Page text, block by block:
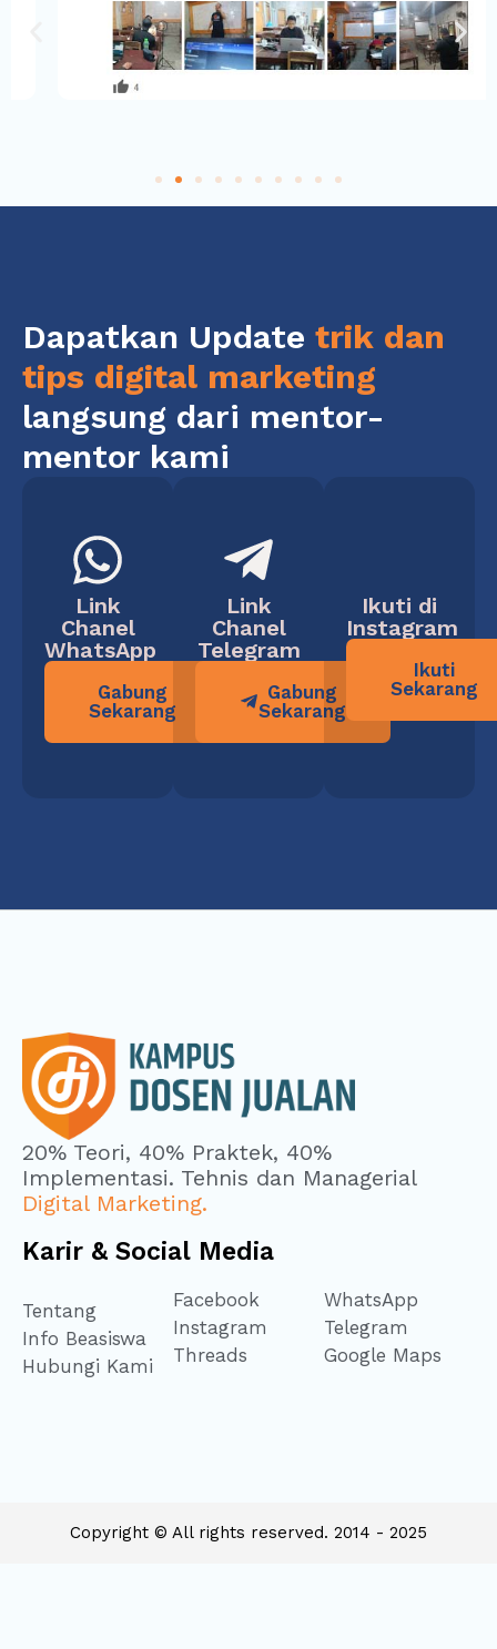
Dapatkan Update trik dan
tips digital marketing
langsung dari mentor-
mentor kami
Link
Chanel
WhatsApp
Gabung
Sekarang
Link
Chanel
Telegram
Gabung
Sekarang
Ikuti di
Instagram
Ikuti
Sekarang
20% Teori, 40% Praktek, 40%
Implementasi. Tehnis dan Managerial
Digital Marketing.
Karir & Social Media
Tentang
Info Beasiswa
Hubungi Kami
Facebook
Instagram
Threads
WhatsApp
Telegram
Google Maps
Copyright © All rights reserved. 2014 - 2025